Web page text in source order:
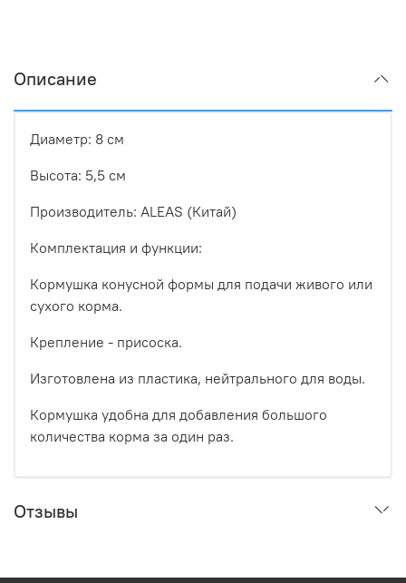
Описание
Диаметр: 8 см
Высота: 5,5 см
Производитель: ALEAS (Китай)
Комплектация и функции:
Кормушка конусной формы для подачи живого или
сухого корма.
Крепление - присоска.
Изготовлена из пластика, нейтрального для воды.
Кормушка удобна для добавления большого
количества корма за один раз.
Отзывы